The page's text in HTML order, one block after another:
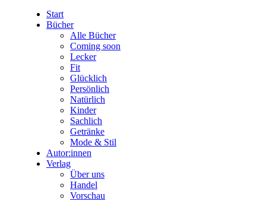
Start
Bücher
Alle Bücher
Coming soon
Lecker
Fit
Glücklich
Persönlich
Natürlich
Kinder
Sachlich
Getränke
Mode & Stil
Autor:innen
Verlag
Über uns
Handel
Vorschau